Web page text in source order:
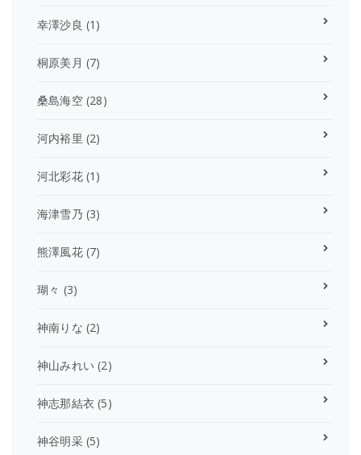
幸澤沙良 (1)
桐原美月 (7)
桑島海空(28)
河内裕里 (2)
河北彩花(1)
海津雪乃 (3)
熊澤風花(7)
瑚々 (3)
神南りな (2)
神山みれい (2)
神志那結衣 (5)
神谷明采(5)